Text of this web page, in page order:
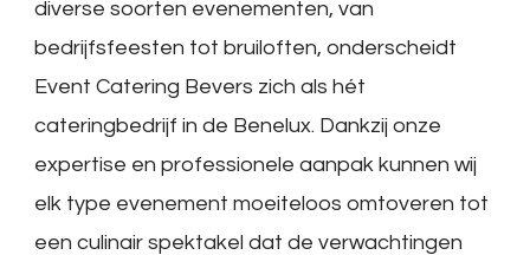
diverse soorten evenementen, van
bedrijfsfeesten tot bruiloften, onderscheidt
Event Catering Bevers zich als hét
cateringbedrijf in de Benelux. Dankzij onze
expertise en professionele aanpak kunnen wij
elk type evenement moeiteloos omtoveren tot
een culinair spektakel dat de verwachtingen